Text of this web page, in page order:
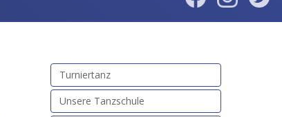
Turniertanz
Unsere Tanzschule